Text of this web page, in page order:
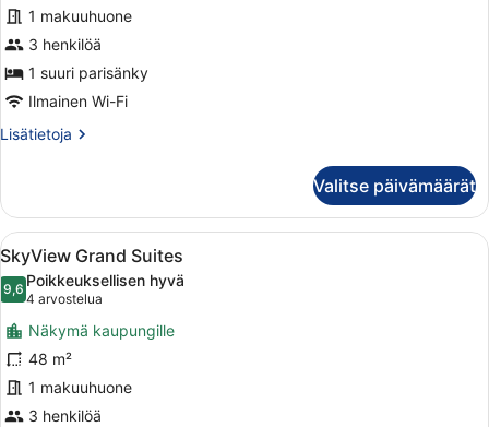
kuvat1 makuuhuone
3 henkilöä
1 suuri parisänky
Ilmainen Wi-Fi
Lisätietoja
Lisätietoja
suite
Valitse päivämäärät
Avaa
kaikki
huonetyypin
SkyView
Grand
Suites
kuvat
Moderni hotellihuone, jossa on
12
SkyView Grand Suites
9,69,6 kautta 10
Poikkeuksellisen hyvä
4 arvostelua
(4
arvostelua)
Näkymä kaupungille
48 m²
1 makuuhuone
3 henkilöä